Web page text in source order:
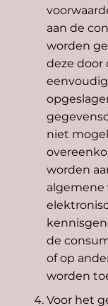
aan de
worden
deze door
niet
worden
algemene
de
of op
worden
Voor het